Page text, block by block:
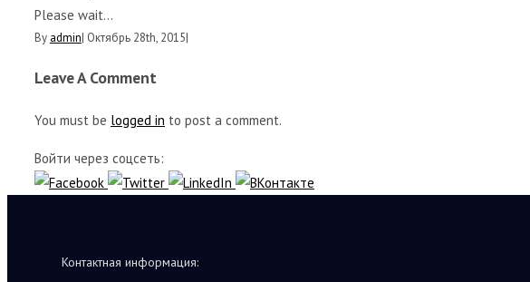
Please wait...
By admin| Октябрь 28th, 2015|
Leave A Comment
You must be logged in to post a comment.
Войти через соцсеть:
Контактная информация: